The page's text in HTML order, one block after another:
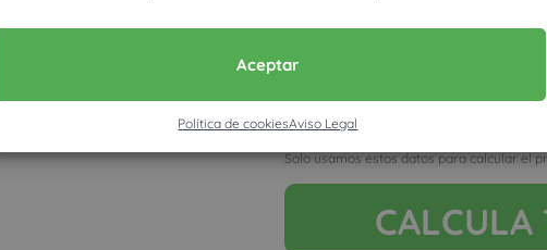
Aceptar
Política de cookiesAviso Legal
Móvil (Enviamos resultados vía
Acepto la nota legal y RGPD
Solo usamos estos datos para calcular el
CALCULA